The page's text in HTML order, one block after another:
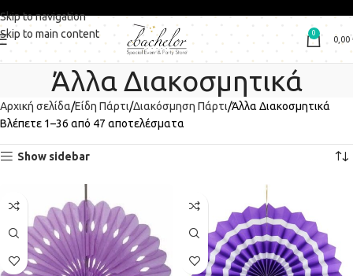
Skip to navigation
Skip to main content
0
0,00
Άλλα Διακοσμητικά
Αρχική σελίδα Είδη Πάρτι Διακόσμηση Πάρτι Άλλα Διακοσμητικά
Βλέπετε 1–36 από 47 αποτελέσματα
Show sidebar